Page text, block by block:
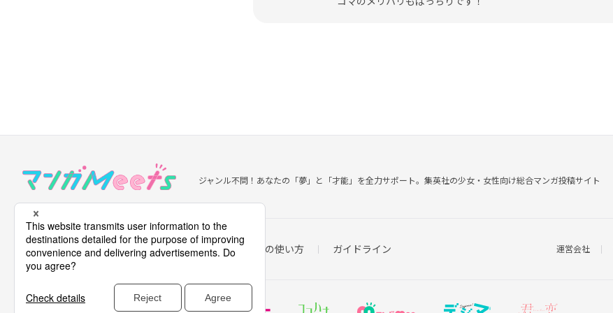
ジャンル不問！あなたの「夢」と「才能」を全力サポート。 集英社の少女・女性向け総合マンガ投稿サイト
お知らせ このサイトについて マンガMeetsの使い方 ガイドライン 運営会社